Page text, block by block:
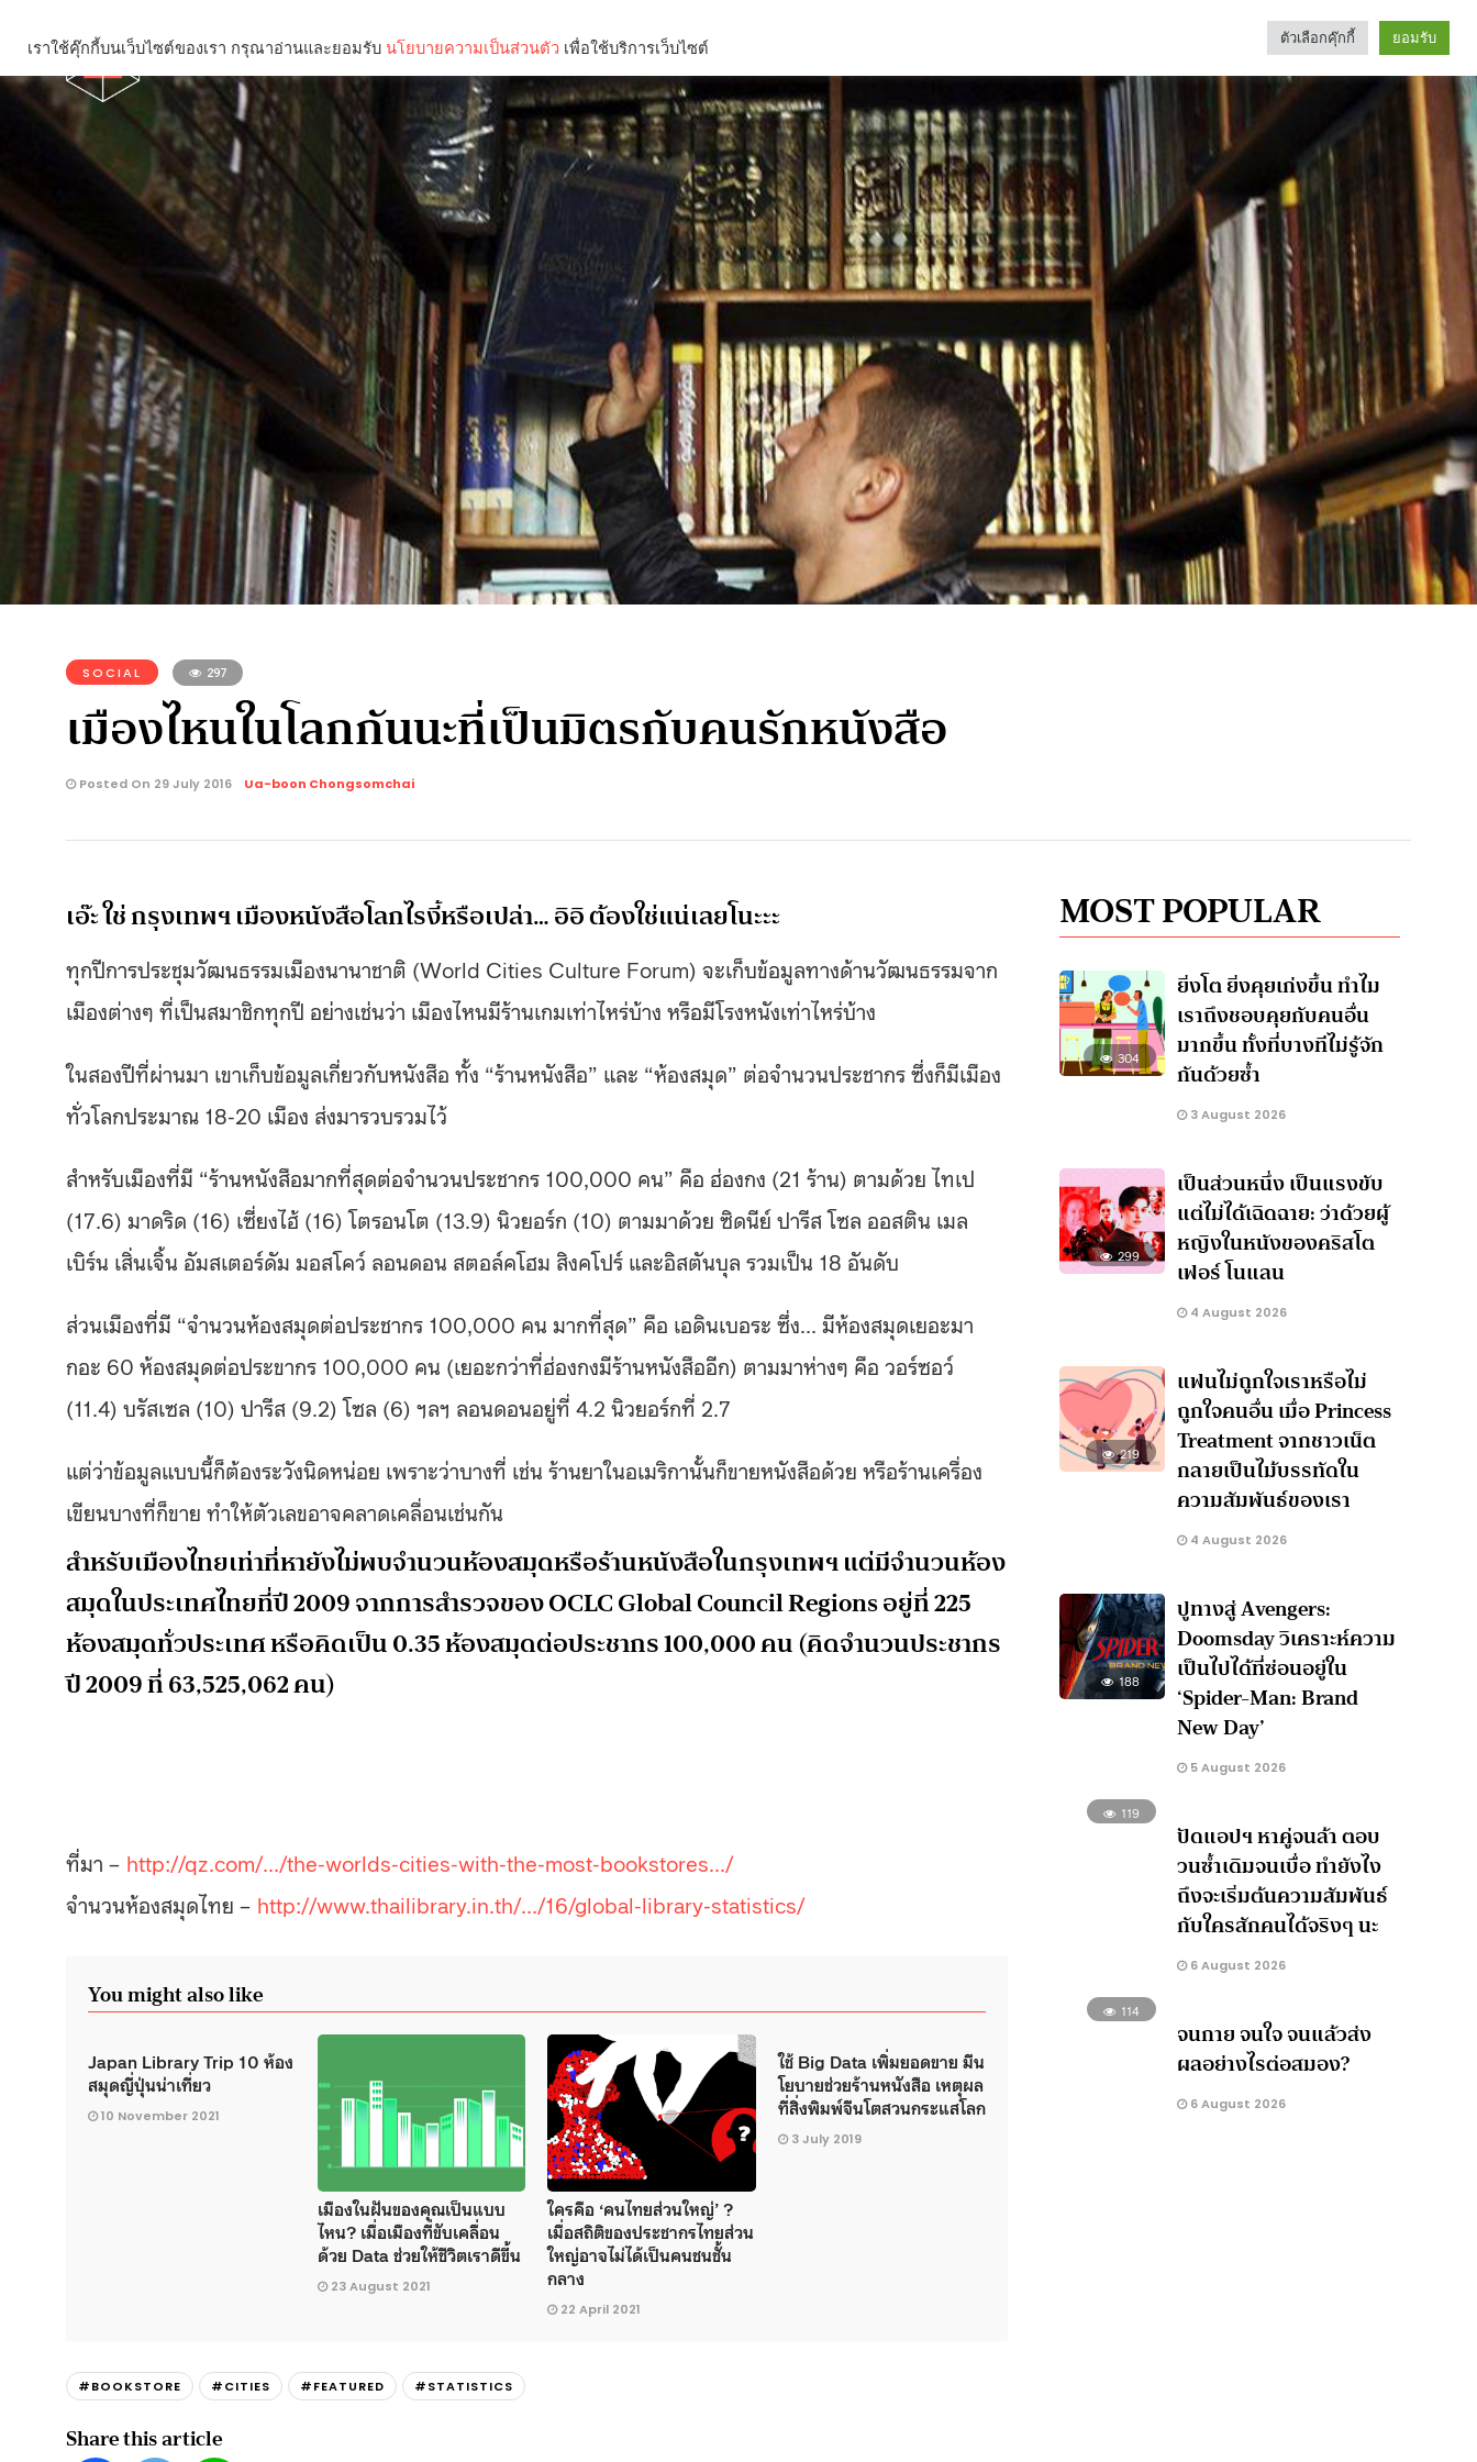
Categories
คุณกำลังอ่าน:
SOCIAL 297
เมืองไหนในโลกกันนะที่เป็นมิตรกับคนรักหนังสือ
Posted On 29 July 2016 Ua-boon Chongsomchai
เอ๊ะ ใช่ กรุงเทพฯ เมืองหนังสือโลกไรงี้หรือเปล่า… อิอิ ต้องใช่แน่เลยโนะะะ
ทุกปีการประชุมวัฒนธรรมเมืองนานาชาติ (World Cities Culture Forum) จะเก็บข้อมูลทางด้านวัฒนธรรมจาก
เมืองต่างๆ ที่เป็นสมาชิกทุกปี อย่างเช่นว่า เมืองไหนมีร้านเกมเท่าไหร่บ้าง หรือมีโรงหนังเท่าไหร่บ้าง
ในสองปีที่ผ่านมา เขาเก็บข้อมูลเกี่ยวกับหนังสือ ทั้ง “ร้านหนังสือ” และ “ห้องสมุด” ต่อจำนวนประชากร ซึ่งก็มีเมือง
ทั่วโลกประมาณ 18-20 เมือง ส่งมารวบรวมไว้
สำหรับเมืองที่มี “ร้านหนังสือมากที่สุดต่อจำนวนประชากร 100,000 คน” คือ ฮ่องกง (21 ร้าน) ตามด้วย ไทเป
(17.6) มาดริด (16) เซี่ยงไฮ้ (16) โตรอนโต (13.9) นิวยอร์ก (10) ตามมาด้วย ซิดนีย์ ปารีส โซล ออสติน เมล
เบิร์น เสิ่นเจิ้น อัมสเตอร์ดัม มอสโคว์ ลอนดอน สตอล์คโฮม สิงคโปร์ และอิสตันบุล รวมเป็น 18 อันดับ
ส่วนเมืองที่มี “จำนวนห้องสมุดต่อประชากร 100,000 คน มากที่สุด” คือ เอดินเบอระ ซึ่ง… มีห้องสมุดเยอะมา
กอะ 60 ห้องสมุดต่อประขากร 100,000 คน (เยอะกว่าที่ฮ่องกงมีร้านหนังสืออีก) ตามมาห่างๆ คือ วอร์ซอว์
(11.4) บรัสเซล (10) ปารีส (9.2) โซล (6) ฯลฯ ลอนดอนอยู่ที่ 4.2 นิวยอร์กที่ 2.7
แต่ว่าข้อมูลแบบนี้ก็ต้องระวังนิดหน่อย เพราะว่าบางที่ เช่น ร้านยาในอเมริกานั้นก็ขายหนังสือด้วย หรือร้านเครื่อง
เขียนบางที่ก็ขาย ทำให้ตัวเลขอาจคลาดเคลื่อนเช่นกัน
สำหรับเมืองไทยเท่าที่หายังไม่พบจำนวนห้องสมุดหรือร้านหนังสือในกรุงเทพฯ แต่มีจำนวนห้อง
สมุดในประเทศไทยที่ปี 2009 จากการสำรวจของ OCLC Global Council Regions อยู่ที่ 225
ห้องสมุดทั่วประเทศ หรือคิดเป็น 0.35 ห้องสมุดต่อประชากร 100,000 คน (คิดจำนวนประชากร
ปี 2009 ที่ 63,525,062 คน)
ที่มา – http://qz.com/…/the-worlds-cities-with-the-most-bookstores…/
จำนวนห้องสมุดไทย – http://www.thailibrary.in.th/…/16/global-library-statistics/
You might also like
Japan Library Trip 10 ห้อง
สมุดญี่ปุ่นน่าเที่ยว
10 November 2021
เมืองในฝันของคุณเป็นแบบ
ไหน? เมื่อเมืองที่ขับเคลื่อน
ด้วย Data ช่วยให้ชีวิตเราดีขึ้น
23 August 2021
ใครคือ ‘คนไทยส่วนใหญ่’ ?
เมื่อสถิติของประชากรไทยส่วน
ใหญ่อาจไม่ได้เป็นคนชนชั้น
กลาง
22 April 2021
ใช้ Big Data เพิ่มยอดขาย มีน
โยบายช่วยร้านหนังสือ เหตุผล
ที่สิ่งพิมพ์จีนโตสวนกระแสโลก
3 July 2019
#BOOKSTORE #CITIES #FEATURED #STATISTICS
Share this article
MOST POPULAR
304
ยิ่งโต ยิ่งคุยเก่งขึ้น ทำไม
เราถึงชอบคุยกับคนอื่น
มากขึ้น ทั้งที่บางทีไม่รู้จัก
กันด้วยซ้ำ
3 August 2026
299
เป็นส่วนหนึ่ง เป็นแรงขับ
แต่ไม่ได้เฉิดฉาย: ว่าด้วยผู้
หญิงในหนังของคริสโต
เฟอร์ โนแลน
4 August 2026
219
แฟนไม่ถูกใจเราหรือไม่
ถูกใจคนอื่น เมื่อ Princess
Treatment จากชาวเน็ต
กลายเป็นไม้บรรทัดใน
ความสัมพันธ์ของเรา
4 August 2026
188
ปูทางสู่ Avengers:
Doomsday วิเคราะห์ความ
เป็นไปได้ที่ซ่อนอยู่ใน
‘Spider-Man: Brand
New Day’
5 August 2026
119
ปัดแอปฯ หาคู่จนล้า ตอบ
วนซ้ำเดิมจนเบื่อ ทำยังไง
ถึงจะเริ่มต้นความสัมพันธ์
กับใครสักคนได้จริงๆ นะ
6 August 2026
114
จนกาย จนใจ จนแล้วส่ง
ผลอย่างไรต่อสมอง?
6 August 2026
เราใช้คุ๊กกี้บนเว็บไซต์ของเรา กรุณาอ่านและยอมรับ นโยบายความเป็นส่วนตัว เพื่อใช้บริการเว็บไซต์ ตัวเลือกคุ๊กกี้ ยอมรับ